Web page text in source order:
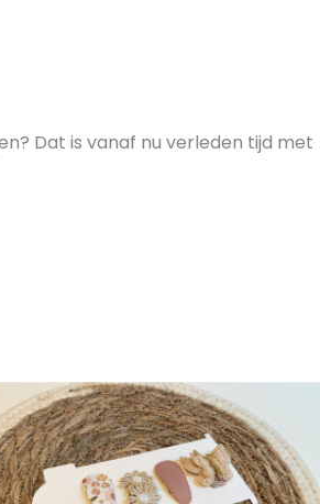
Dat is vanaf nu verleden tijd met